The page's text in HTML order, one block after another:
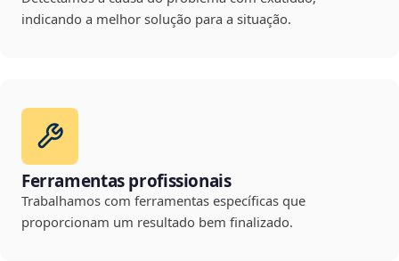
indicando a melhor solução para a situação.
Ferramentas profissionais
Trabalhamos com ferramentas específicas que
proporcionam um resultado bem finalizado.